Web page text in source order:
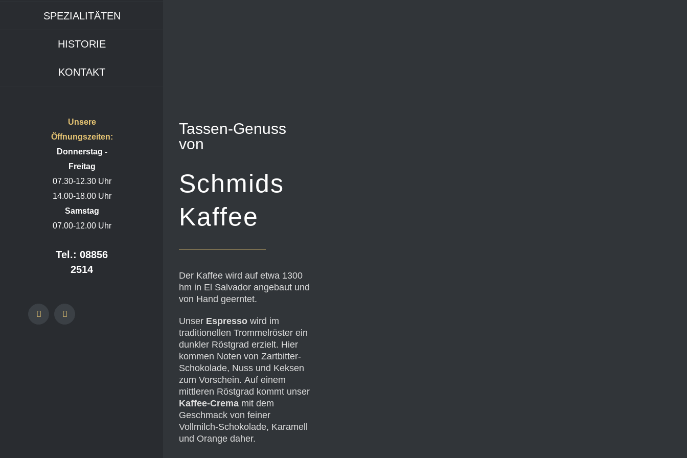
SPEZIALITÄTEN
HISTORIE
KONTAKT
Unsere
Öffnungszeiten:
Donnerstag -
Freitag
07.30-12.30 Uhr
14.00-18.00 Uhr
Samstag
07.00-12.00 Uhr
Tel.: 08856
2514
FacebookInstagram
Tassen-Genuss
von
Schmids
Kaffee
Der Kaffee wird auf etwa 1300
hm in El Salvador angebaut und
von Hand geerntet.
Unser Espresso wird im
traditionellen Trommelröster ein
dunkler Röstgrad erzielt. Hier
kommen Noten von Zartbitter-
Schokolade, Nuss und Keksen
zum Vorschein. Auf einem
mittleren Röstgrad kommt unser
Kaffee-Crema mit dem
Geschmack von feiner
Vollmilch-Schokolade, Karamell
und Orange daher.